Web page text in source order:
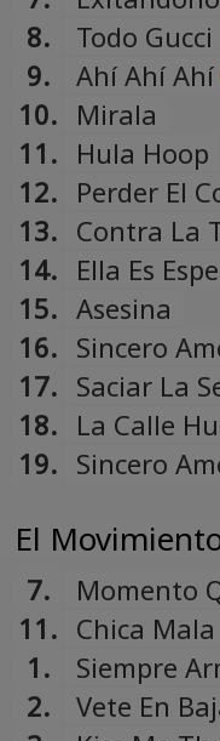
8.
Todo Gucci
9.
Ahí Ahí Ahí
10. Mirala
11. Hula Hoop
12. Perder El
13. Contra La
14. Ella Es
15. Asesina
16. Sincero
17. Saciar La
18. La Calle
19. Sincero
El
7.
Momento
11. Chica Mala
1.
Siempre
2.
Vete En